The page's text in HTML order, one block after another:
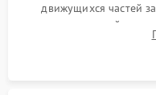
движущихся частей
силиконовой
декальцинации и